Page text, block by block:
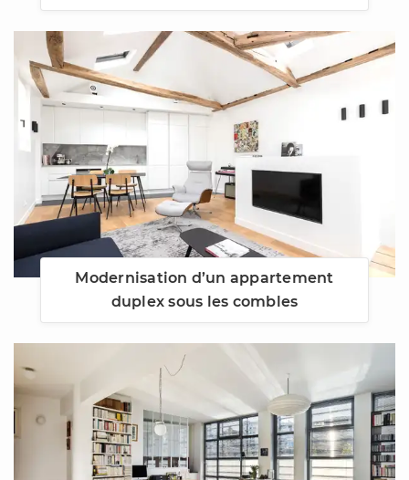
Modernisation d’un appartement
duplex sous les combles